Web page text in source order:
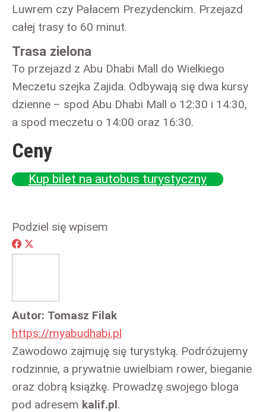
Luwrem czy Pałacem Prezydenckim. Przejazd
całej trasy to 60 minut.
Trasa zielona
To przejazd z Abu Dhabi Mall do Wielkiego
Meczetu szejka Zajida. Odbywają się dwa kursy
dzienne – spod Abu Dhabi Mall o 12:30 i 14:30,
a spod meczetu o 14:00 oraz 16:30.
Ceny
Kup bilet na autobus turystyczny
Podziel się wpisem
Share
Autor: Tomasz Filak
https://myabudhabi.pl
Zawodowo zajmuję się turystyką. Podróżujemy
rodzinnie, a prywatnie uwielbiam rower, bieganie
oraz dobrą książkę. Prowadzę swojego bloga
pod adresem kalif.pl.